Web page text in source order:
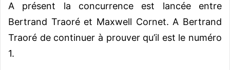
A présent la concurrence est lancée entre
Bertrand Traoré et Maxwell Cornet. A Bertrand
Traoré de continuer à prouver qu’il est le numéro
1.